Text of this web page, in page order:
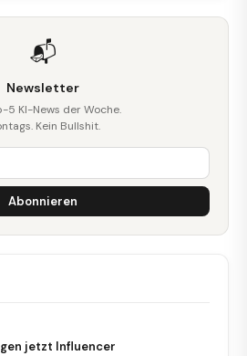
📬
Newsletter
5 KI-News der Woche.
Kein Bullshit.
Abonnieren
jetzt Influencer